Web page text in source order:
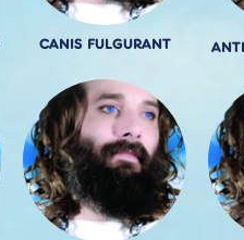
CANIS FULGURANT